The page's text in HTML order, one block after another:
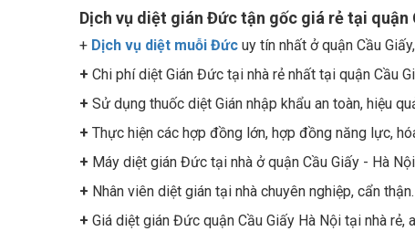
Dịch vụ diệt gián Đức tận gốc giá rẻ tại quận
+ Dịch vụ diệt muỗi Đức uy tín nhất ở quận Cầu
+ Chi phí diệt Gián Đức tại nhà rẻ nhất tại quận Cầu
+ Sử dụng thuốc diệt Gián nhập khẩu an toàn, hiệu
+ Thực hiện các hợp đồng lớn, hợp đồng năng lực,
+ Máy diệt gián Đức tại nhà ở quận Cầu Giấy - Hà
+ Nhân viên diệt gián tại nhà chuyên nghiệp, cẩn thận.
+ Giá diệt gián Đức quận Cầu Giấy Hà Nội tại nhà rẻ,